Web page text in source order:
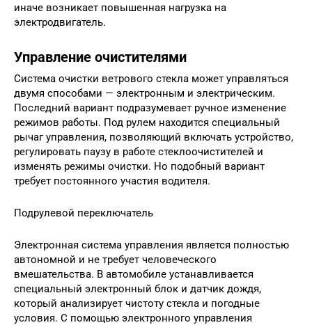
иначе возникает повышенная нагрузка на
электродвигатель.
Управление очистителями
Система очистки ветрового стекла может управляться
двумя способами — электронным и электрическим.
Последний вариант подразумевает ручное изменение
режимов работы. Под рулем находится специальный
рычаг управления, позволяющий включать устройство,
регулировать паузу в работе стеклоочистителей и
изменять режимы очистки. Но подобный вариант
требует постоянного участия водителя.
Подрулевой переключатель
Электронная система управления является полностью
автономной и не требует человеческого
вмешательства. В автомобиле устанавливается
специальный электронный блок и датчик дождя,
который анализирует чистоту стекла и погодные
условия. С помощью электронного управления